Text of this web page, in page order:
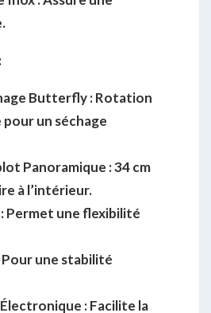
Butterfly :Rotation
un séchage
Panoramique :34 cm
à l’intérieur.
Permet une flexibilité
Pour une stabilité
:Facilite la